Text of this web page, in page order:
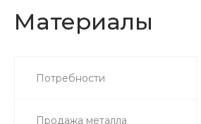
Материалы
Потребности
Продажа металла